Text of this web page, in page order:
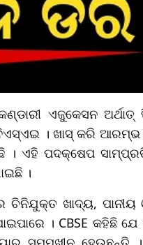
ଏଜୁକେସନ
। ଖାସ୍ କରି ଆରମ୍ଭ
। ଏହି ପଦକ୍ଷେପ
।
ଚିନିଯୁକ୍ତ ଖାଦ୍ୟ,
। CBSE କହିଛି ଯେ